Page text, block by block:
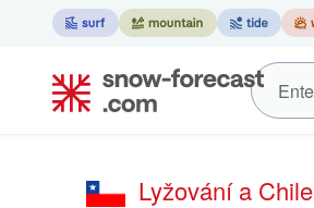
Lyžování a Chile